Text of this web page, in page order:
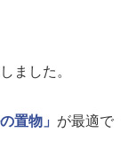
ました。
置物」 が最適で